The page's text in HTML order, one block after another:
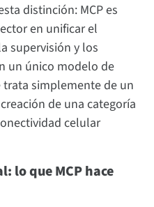
distinción: MCP es
en unificar el
supervisión y los
un único modelo de
trata simplemente de un
de una categoría
celular
lo que MCP hace